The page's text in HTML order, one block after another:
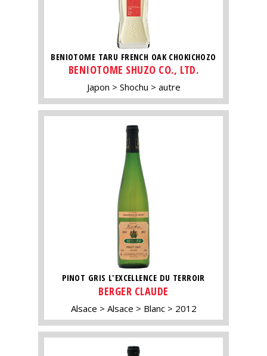
BENIOTOME TARU FRENCH OAK CHOKICHOZO
BENIOTOME SHUZO CO., LTD.
Japon Shochu autre
PINOT GRIS L'EXCELLENCE DU TERROIR
BERGER CLAUDE
Alsace Alsace Blanc 2012